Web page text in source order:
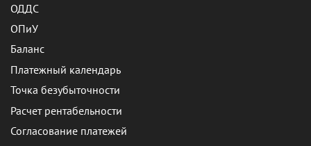
ОДДС
ОПиУ
Баланс
Платежный календарь
Точка безубыточности
Расчет рентабельности
Согласование платежей